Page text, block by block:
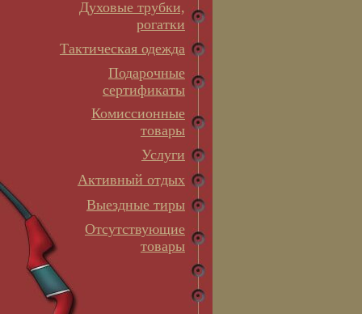
Духовые трубки,
рогатки
Тактическая одежда
Подарочные
сертификаты
Комиссионные
товары
Услуги
Активный отдых
Выездные тиры
Отсутствующие
товары